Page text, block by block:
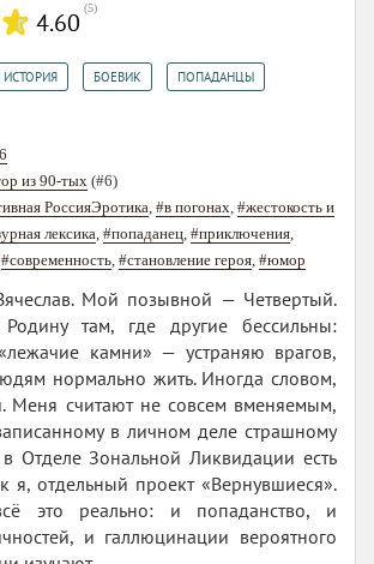
4.60 (5)
ИСТОРИЯ БОЕВИК ПОПАДАНЦЫ
из 90-тых (#6)
РоссияЭротика, #в погонах, #жестокость и
лексика, #попаданец, #приключения,
#современность, #становление героя, #юмор
Мой позывной — Четвертый.
там, где другие бессильны:
камни» — устраняю врагов,
нормально жить. Иногда словом,
Меня считают не совсем вменяемым,
в личном деле страшному
Отделе Зональной Ликвидации есть
я, отдельный проект «Вернувшиеся».
это реально: и попаданство, и
и галлюцинации вероятного